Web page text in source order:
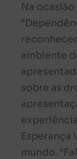
Na
ambiente
sobre as
Esperança
mundo.